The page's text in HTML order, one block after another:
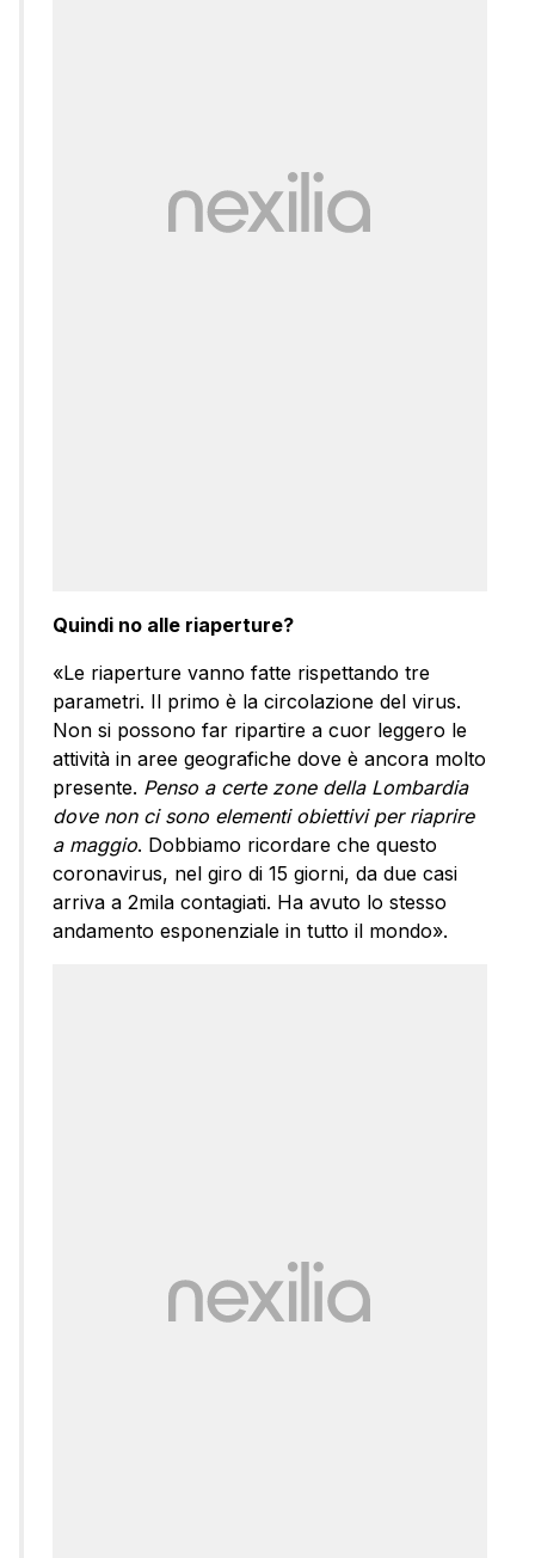
Quindi no alle riaperture?
«Le riaperture vanno fatte rispettando tre
parametri. Il primo è la circolazione del virus.
Non si possono far ripartire a cuor leggero le
attività in aree geografiche dove è ancora molto
presente. Penso a certe zone della Lombardia
dove non ci sono elementi obiettivi per riaprire
a maggio. Dobbiamo ricordare che questo
coronavirus, nel giro di 15 giorni, da due casi
arriva a 2mila contagiati. Ha avuto lo stesso
andamento esponenziale in tutto il mondo».